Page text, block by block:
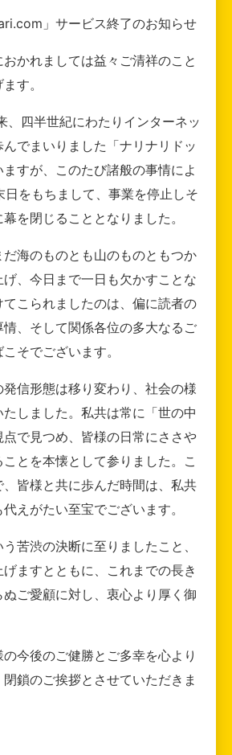
」サービス終了のお知らせ
かれましては益々ご清祥のこと
す。
、四半世紀にわたりインターネッ
んでまいりました「ナリナリドッ
ますが、このたび諸般の事情によ
をもちまして、事業を停止しそ
を閉じることとなりました。
海のものとも山のものともつか
、今日まで一日も欠かすことな
てこられましたのは、偏に読者の
、そして関係各位の多大なるご
そでございます。
信形態は移り変わり、社会の様
しました。私共は常に「世の中
で見つめ、皆様の日常にささや
とを本懐として参りました。こ
皆様と共に歩んだ時間は、私共
えがたい至宝でございます。
苦渋の決断に至りましたこと、
ますとともに、これまでの長き
ご愛顧に対し、衷心より厚く御
今後のご健勝とご多幸を心より
鎖のご挨拶とさせていただきま